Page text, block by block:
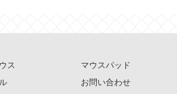
ス
マウスパッド
お問い合わせ